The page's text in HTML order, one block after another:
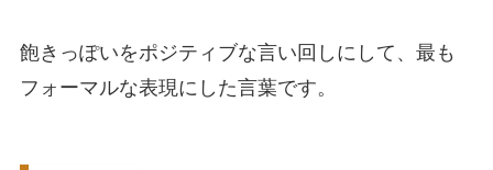
飽きっぽいをポジティブな言い回しにして、最も
フォーマルな表現にした言葉です。